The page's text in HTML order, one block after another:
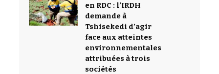
en RDC : l’IRDH
demande à
Tshisekedi d’agir
face aux atteintes
environnementales
attribuées à trois
sociétés